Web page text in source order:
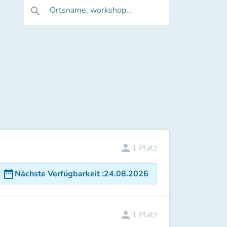
search Ortsname, workshop...
person 1 Platz
date_rangeNächste Verfügbarkeit:24.08.2026
person 1 Platz